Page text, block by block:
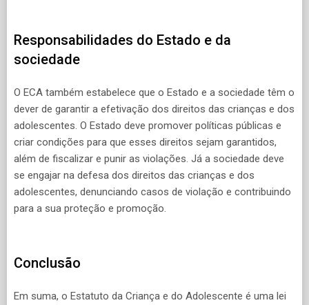
Responsabilidades do Estado e da
sociedade
O ECA também estabelece que o Estado e a sociedade têm o
dever de garantir a efetivação dos direitos das crianças e dos
adolescentes. O Estado deve promover políticas públicas e
criar condições para que esses direitos sejam garantidos,
além de fiscalizar e punir as violações. Já a sociedade deve
se engajar na defesa dos direitos das crianças e dos
adolescentes, denunciando casos de violação e contribuindo
para a sua proteção e promoção.
Conclusão
Em suma, o Estatuto da Criança e do Adolescente é uma lei